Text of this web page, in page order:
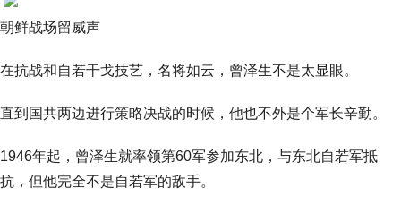
朝鲜战场留威声
在抗战和自若干戈技艺，名将如云，曾泽生不是太显眼。
直到国共两边进行策略决战的时候，他也不外是个军长辛勤。
1946年起，曾泽生就率领第60军参加东北，与东北自若军抵
抗，但他完全不是自若军的敌手。